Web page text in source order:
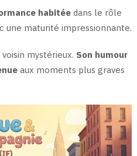
habitéedans le rôle
une maturité impressionnante.
mystérieux. Son humour
aux moments plus graves